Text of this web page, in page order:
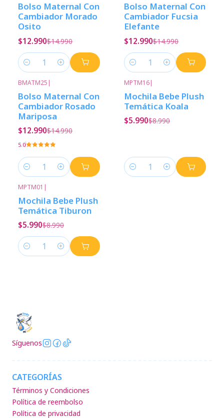
Bolso Maternal Con
Cambiador Morado
Osito
$12.990$14.990
Cantidad
Bolso Maternal Con
Cambiador Fucsia
Elefante
$12.990$14.990
Cantidad
BMATM25 |
Bolso Maternal Con
Cambiador Rosado
Mariposa
$12.990$14.990
5.0
Cantidad
MPTM16|
Mochila Bebe Plush
Temática Koala
$5.990$8.990
Cantidad
MPTM01 |
Mochila Bebe Plush
Temática Tiburon
$5.990$8.990
Cantidad
Síguenos
CATEGORÍAS
Términos y Condiciones
Política de reembolso
Política de privacidad